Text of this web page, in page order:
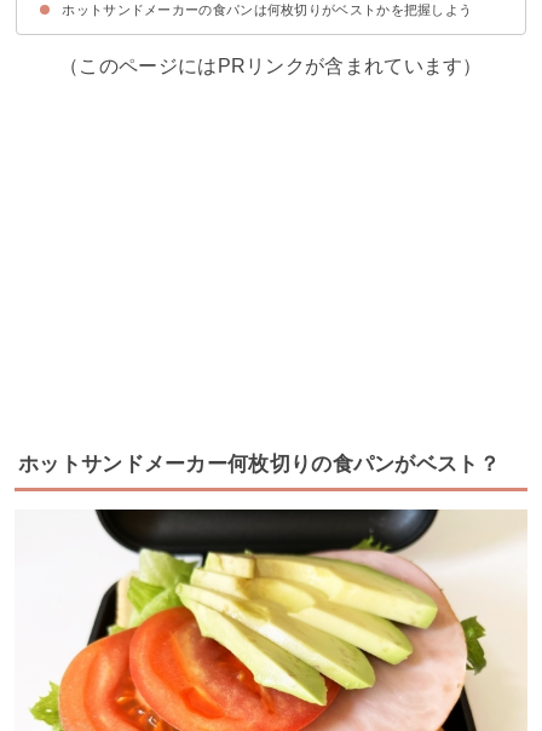
①ハムとチーズと卵のホットサンド
②シナモンシュガーバナナのホットサンド
③チリチキンとキャベツのホットサンド
ホットサンドメーカーの食パンは何枚切りがベストかを把握しよう
（このページにはPRリンクが含まれています）
ホットサンドメーカー何枚切りの食パンがベスト？